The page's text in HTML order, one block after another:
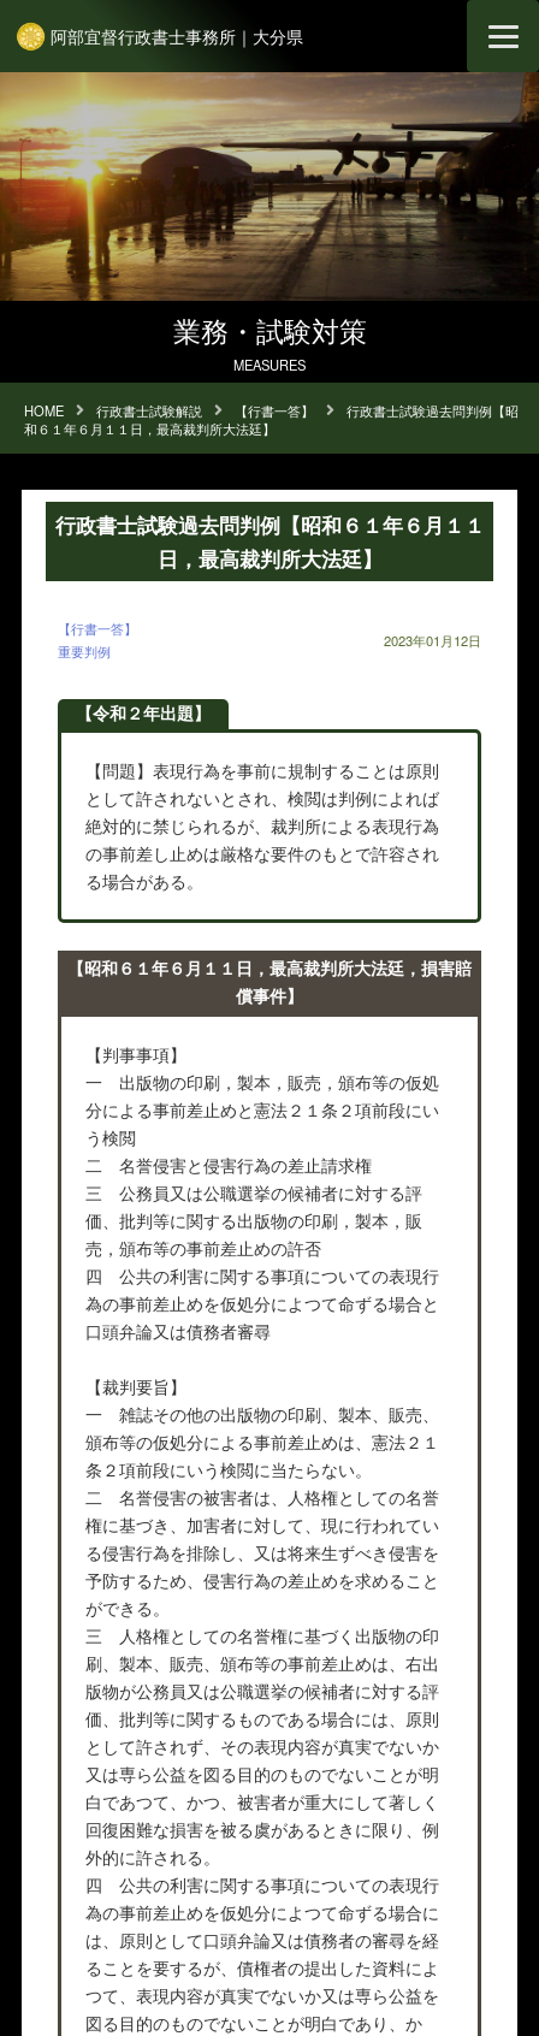
阿部宜督行政書士事務所｜大分県
業務・試験対策
MEASURES
HOME 行政書士試験解説 【行書一答】
行政書士試験過去問判例【昭
和６１年６月１１日，最高裁判所大法廷】
行政書士試験過去問判例【昭和６１年６月１１
日，最高裁判所大法廷】
【行書一答】
重要判例
2023年01月12日
【令和２年出題】
【問題】表現行為を事前に規制することは原則
として許されないとされ、検閲は判例によれば
絶対的に禁じられるが、裁判所による表現行為
の事前差し止めは厳格な要件のもとで許容され
る場合がある。
【昭和６１年６月１１日，最高裁判所大法廷，損害賠
償事件】
【判事事項】
一 出版物の印刷，製本，販売，頒布等の仮処
分による事前差止めと憲法２１条２項前段にい
う検閲
二 名誉侵害と侵害行為の差止請求権
三 公務員又は公職選挙の候補者に対する評
価、批判等に関する出版物の印刷，製本，販
売，頒布等の事前差止めの許否
四 公共の利害に関する事項についての表現行
為の事前差止めを仮処分によつて命ずる場合と
口頭弁論又は債務者審尋
【裁判要旨】
一 雑誌その他の出版物の印刷、製本、販売、
頒布等の仮処分による事前差止めは、憲法２１
条２項前段にいう検閲に当たらない。
二 名誉侵害の被害者は、人格権としての名誉
権に基づき、加害者に対して、現に行われてい
る侵害行為を排除し、又は将来生ずべき侵害を
予防するため、侵害行為の差止めを求めること
ができる。
三 人格権としての名誉権に基づく出版物の印
刷、製本、販売、頒布等の事前差止めは、右出
版物が公務員又は公職選挙の候補者に対する評
価、批判等に関するものである場合には、原則
として許されず、その表現内容が真実でないか
又は専ら公益を図る目的のものでないことが明
白であつて、かつ、被害者が重大にして著しく
回復困難な損害を被る虞があるときに限り、例
外的に許される。
四 公共の利害に関する事項についての表現行
為の事前差止めを仮処分によつて命ずる場合に
は、原則として口頭弁論又は債務者の審尋を経
ることを要するが、債権者の提出した資料によ
つて、表現内容が真実でないか又は専ら公益を
図る目的のものでないことが明白であり、か